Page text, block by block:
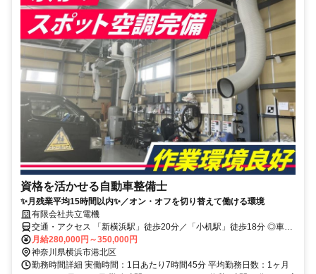
資格を活かせる自動車整備士
✨月残業平均15時間以内✨／オン・オフを切り替えて働ける環境
有限会社共立電機
交通・アクセス 「新横浜駅」徒歩20分／「⼩机駅」徒歩18分 ◎車通
勤OK
月給280,000円～350,000円
神奈川県横浜市港北区
勤務時間詳細 実働時間：1日あたり7時間45分 平均勤務日数：1ヶ月